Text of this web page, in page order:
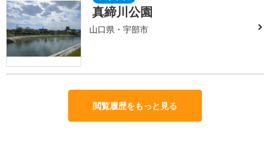
真締川公園
山口県・宇部市
閲覧履歴をもっと見る